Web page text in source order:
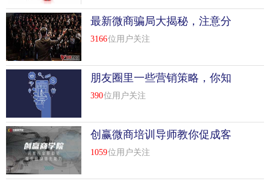
最新微商骗局大揭秘，注意分
辨！
3166位用户关注
朋友圈里一些营销策略，你知
道吗
390位用户关注
创赢微商培训导师教你促成客
户的二次消费
1059位用户关注